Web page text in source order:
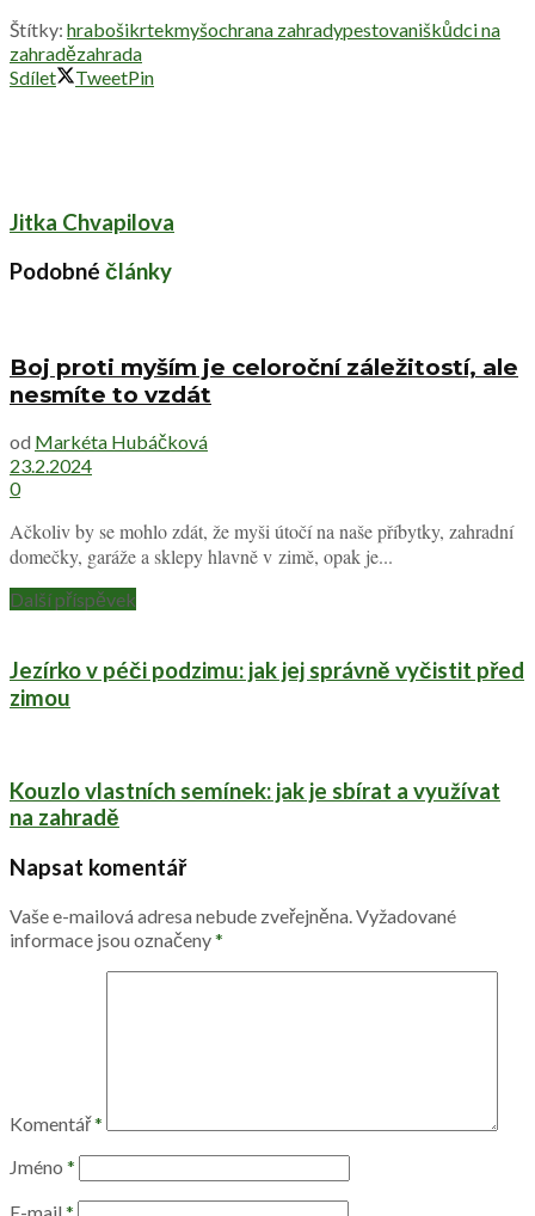
Štítky: hrabošikrtekmyšochrana zahradypestovaniškůdci na
zahradězahrada
Sdílet
TweetPin
Jitka Chvapilova
Podobné články
Boj proti myším je celoroční záležitostí, ale
nesmíte to vzdát
od Markéta Hubáčková
23.2.2024
0
Ačkoliv by se mohlo zdát, že myši útočí na naše příbytky, zahradní
domečky, garáže a sklepy hlavně v zimě, opak je...
Další příspěvek
Jezírko v péči podzimu: jak jej správně vyčistit před
zimou
Kouzlo vlastních semínek: jak je sbírat a využívat
na zahradě
Napsat komentář
Vaše e-mailová adresa nebude zveřejněna.Vyžadované
informace jsou označeny*
Komentář*
Jméno *